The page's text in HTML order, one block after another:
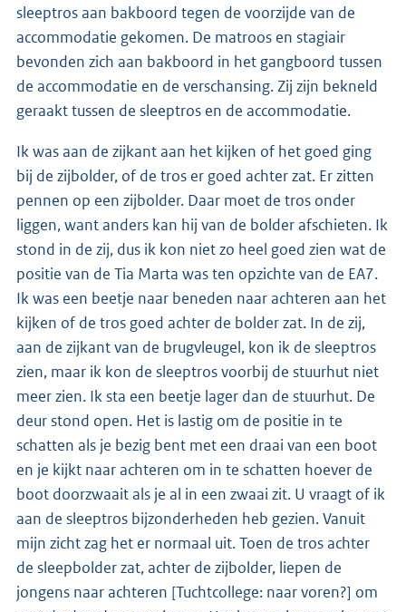
sleeptros aan bakboord tegen de voorzijde van de
accommodatie gekomen. De matroos en stagiair
bevonden zich aan bakboord in het gangboord tussen
de accommodatie en de verschansing. Zij zijn bekneld
geraakt tussen de sleeptros en de accommodatie.
Ik was aan de zijkant aan het kijken of het goed ging
bij de zijbolder, of de tros er goed achter zat. Er zitten
pennen op een zijbolder. Daar moet de tros onder
liggen, want anders kan hij van de bolder afschieten. Ik
stond in de zij, dus ik kon niet zo heel goed zien wat de
positie van de Tia Marta was ten opzichte van de EA7.
Ik was een beetje naar beneden naar achteren aan het
kijken of de tros goed achter de bolder zat. In de zij,
aan de zijkant van de brugvleugel, kon ik de sleeptros
zien, maar ik kon de sleeptros voorbij de stuurhut niet
meer zien. Ik sta een beetje lager dan de stuurhut. De
deur stond open. Het is lastig om de positie in te
schatten als je bezig bent met een draai van een boot
en je kijkt naar achteren om in te schatten hoever de
boot doorzwaait als je al in een zwaai zit. U vraagt of ik
aan de sleeptros bijzonderheden heb gezien. Vanuit
mijn zicht zag het er normaal uit. Toen de tros achter
de sleepbolder zat, achter de zijbolder, liepen de
jongens naar achteren [Tuchtcollege: naar voren?] om